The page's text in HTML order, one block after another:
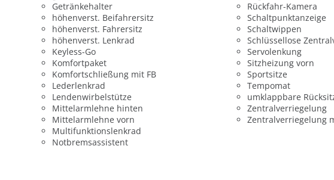
Getränkehalter
höhenverst. Beifahrersitz
höhenverst. Fahrersitz
höhenverst. Lenkrad
Keyless-Go
Komfortpaket
Komfortschließung mit FB
Lederlenkrad
Lendenwirbelstütze
Mittelarmlehne hinten
Mittelarmlehne vorn
Multifunktionslenkrad
Notbremsassistent
Rückfahr-Kamera
Schaltpunktanzeige
Schaltwippen
Schlüssellose
Servolenkung
Sitzheizung vorn
Sportsitze
Tempomat
umklappbare
Zentralverriegelung
Zentralverriegelung